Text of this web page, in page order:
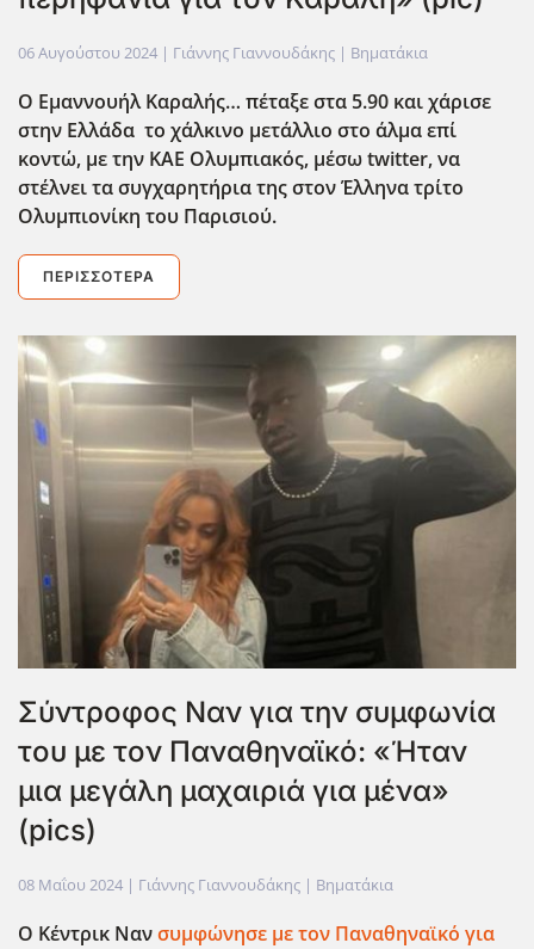
06 Αυγούστου 2024 | Γιάννης Γιαννουδάκης | Βηματάκια
Ο Εμαννουήλ Καραλής… πέταξε στα 5.90 και χάρισε
στην Ελλάδα το χάλκινο μετάλλιο στο άλμα επί
κοντώ, με την ΚΑΕ Ολυμπιακός, μέσω twitter, να
στέλνει τα συγχαρητήρια της στον Έλληνα τρίτο
Ολυμπιονίκη του Παρισιού.
ΠΕΡΙΣΣΌΤΕΡΑ
Σύντροφος Ναν για την συμφωνία
του με τον Παναθηναϊκό: «Ήταν
μια μεγάλη μαχαιριά για μένα»
(pics)
08 Μαΐου 2024 | Γιάννης Γιαννουδάκης | Βηματάκια
Ο Κέντρικ Νανσυμφώνησε με τον Παναθηναϊκό για